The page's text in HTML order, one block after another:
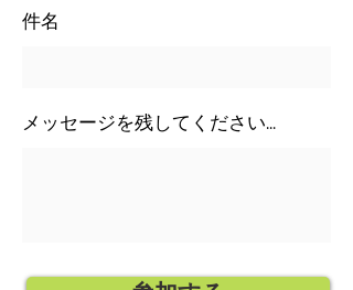
件名
メッセージを残してください...